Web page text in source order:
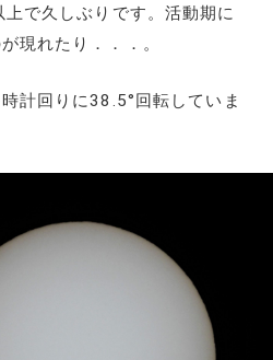
で久しぶりです。活動期に
現れたり．．．。
計回りに38.5°回転していま